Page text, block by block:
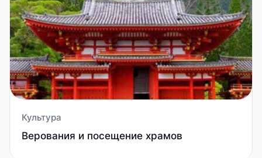
Культура
Верования и посещение храмов